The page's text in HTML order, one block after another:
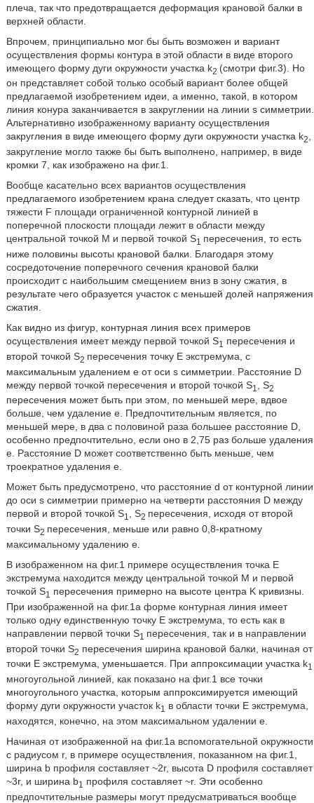
плеча, так что предотвращается деформация крановой балки в
верхней области.
Впрочем, принципиально мог бы быть возможен и вариант
осуществления формы контура в этой области в виде второго
имеющего форму дуги окружности участка k2 (смотри фиг.3). Но
он представляет собой только особый вариант более общей
предлагаемой изобретением идеи, а именно, такой, в котором
линия конура заканчивается в закруглении на линии s симметрии.
Альтернативно изображенному варианту осуществления
закругления в виде имеющего форму дуги окружности участка k2,
закругление могло также бы быть выполнено, например, в виде
кромки 7, как изображено на фиг.1.
Вообще касательно всех вариантов осуществления
предлагаемого изобретением крана следует сказать, что центр
тяжести F площади ограниченной контурной линией в
поперечной плоскости площади лежит в области между
центральной точкой M и первой точкой S1 пересечения, то есть
ниже половины высоты крановой балки. Благодаря этому
сосредоточение поперечного сечения крановой балки
происходит с наибольшим смещением вниз в зону сжатия, в
результате чего образуется участок с меньшей долей напряжения
сжатия.
Как видно из фигур, контурная линия всех примеров
осуществления имеет между первой точкой S1
пересечения и
второй точкой S2 пересечения точку E экстремума, с
максимальным удалением е от оси s симметрии. Расстояние D
между первой точкой пересечения и второй точкой S1 , S2
пересечения может быть при этом, по меньшей мере, вдвое
больше, чем удаление e. Предпочтительным является, по
меньшей мере, в два с половиной раза большее расстояние D,
особенно предпочтительно, если оно в 2,75 раз больше удаления
e. Расстояние D может соответственно быть меньше, чем
троекратное удаления e.
Может быть предусмотрено, что расстояние d от контурной линии
до оси s симметрии примерно на четверти расстояния D между
первой и второй точкой S1 , S2 пересечения, исходя от второй
точки S2 пересечения, меньше или равно 0,8-кратному
максимальному удалению e.
В изображенном на фиг.1 примере осуществления точка E
экстремума находится между центральной точкой M и первой
точкой S1
пересечения примерно на высоте центра K кривизны.
При изображенной на фиг.1a форме контурная линия имеет
только одну единственную точку E экстремума, то есть как в
направлении первой точки S1 пересечения, так и в направлении
второй точки S2 пересечения ширина крановой балки, начиная от
точки E экстремума, уменьшается. При аппроксимации участка k1
многоугольной линией, как показано на фиг.1 все точки
многоугольного участка, которым аппроксимируется имеющий
форму дуги окружности участок k1
в области точки E экстремума,
находятся, конечно, на этом максимальном удалении e.
Начиная от изображенной на фиг.1a вспомогательной окружности
с радиусом r, в примере осуществления, показанном на фиг.1,
ширина b профиля составляет ~2r, высота D профиля составляет
~3r, и ширина b1
профиля составляет ~r. Эти особенно
предпочтительные размеры могут предусматриваться вообще